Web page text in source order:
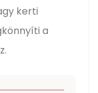
kerti
a